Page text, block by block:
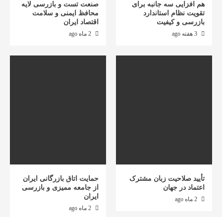
هم افزایی سه جانبه برای
تقویت نظام استاندارد
بازرسی و کیفیت
صنعت تست و بازرسی لایه
محافظ ایمنی و سلامت
اقتصاد ایران
تأیید صلاحیت زبان مشترک
اعتماد در جهان
حمایت اتاق بازرگانی ایران
از جامعه ممیزی و بازرسی
ایران